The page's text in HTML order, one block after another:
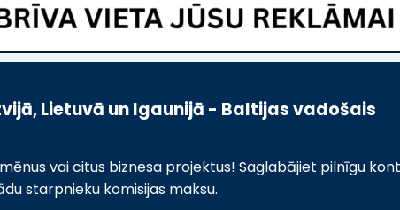
Lietuvā un Igaunijā - Baltijas vadošais
vai citus biznesa projektus! Saglabājiet pilnīgu
starpnieku komisijas maksu.